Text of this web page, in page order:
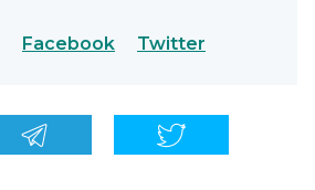
Facebook Twitter